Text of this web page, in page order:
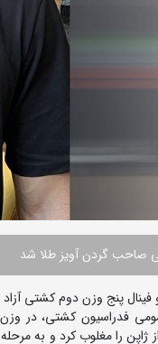
صاحب گردن آویز طلا شد
پنج وزن دوم کشتی